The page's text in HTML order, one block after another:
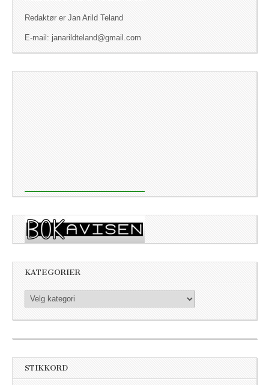
Redaktør er Jan Arild Teland
E-mail: janarildteland@gmail.com
KATEGORIER
Kategorier
STIKKORD